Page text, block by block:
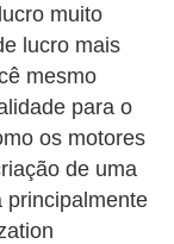
muito
lucro mais
mesmo
para o
os motores
de uma
principalmente